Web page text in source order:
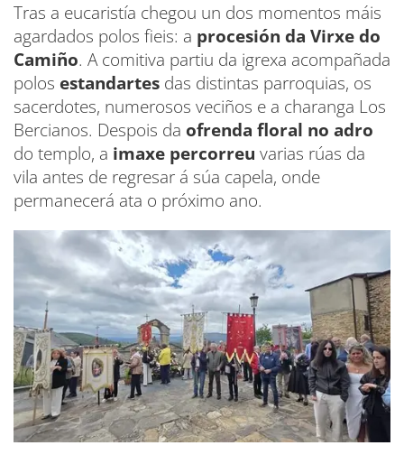
Tras a eucaristía chegou un dos momentos máis
agardados polos fieis: a procesión da Virxe do
Camiño. A comitiva partiu da igrexa acompañada
polos estandartes das distintas parroquias, os
sacerdotes, numerosos veciños e a charanga Los
Bercianos. Despois da ofrenda floral no adro
do templo, a imaxe percorreu varias rúas da
vila antes de regresar á súa capela, onde
permanecerá ata o próximo ano.